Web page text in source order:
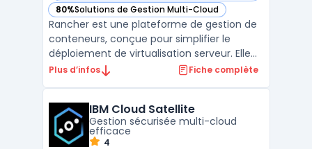
80%Solutions de Gestion Multi-Cloud
— voir Rancher dans cette catégorie
Rancher est une plateforme de gestion de
conteneurs, conçue pour simplifier le
déploiement de virtualisation serveur. Elle
offre des capacités de gestion multi-cloud,
de Docker et de Kubernetes. Rancher est
égal ...
Plus d’infos Fiche complète
IBM Cloud Satellite
Gestion sécurisée multi-cloud
efficace
4